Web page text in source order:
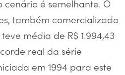
cenário é semelhante. O
também comercializado
média de R$ 1.994,43
real da série
em 1994 para este